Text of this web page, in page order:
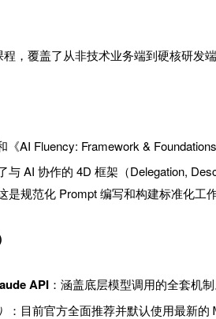
，覆盖了从非技术业务端到硬核研发
AI Fluency: Framework & Foundations
与 AI 协作的 4D 框架（Delegation,
是规范化 Prompt 编写和构建标准化工
API ：涵盖底层模型调用的全套机制
：目前官方全面推荐并默认使用最新的